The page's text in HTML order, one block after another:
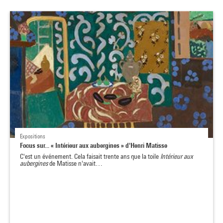
Expositions
Focus sur... « Intérieur aux aubergines » d'Henri Matisse
C'est un événement. Cela faisait trente ans que la toile Intérieur aux
auberginesde Matisse n'avait…